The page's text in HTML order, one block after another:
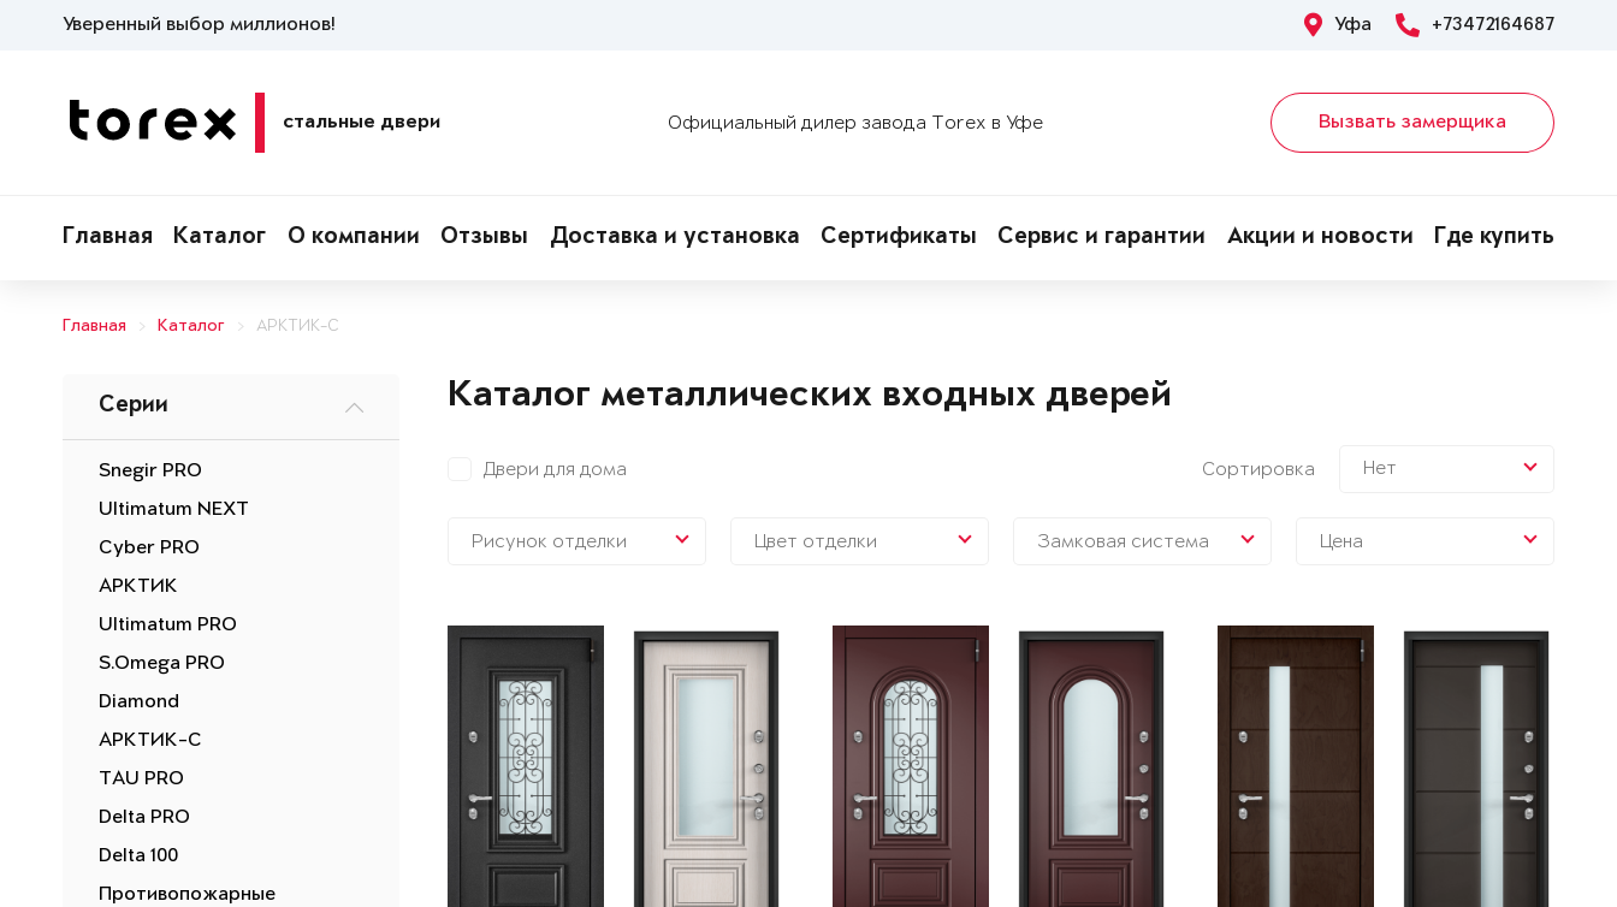
Уверенный выбор миллионов! Уфа +73472164687
стальные двери Официальный дилер завода Torex в Уфе Вызвать замерщика
Главная Каталог О компании Отзывы Доставка и установка Сертификаты Сервис и гарантии Акции и новости Где купить
Главная Каталог АРКТИК-С
Серии
Snegir PRO
Ultimatum NEXT
Cyber PRO
АРКТИК
Ultimatum PRO
S.Omega PRO
Diamond
АРКТИК-С
TAU PRO
Delta PRO
Delta 100
Противопожарные
Каталог металлических входных дверей
Двери для дома Сортировка Нет
Рисунок отделки Цвет отделки Замковая система Цена